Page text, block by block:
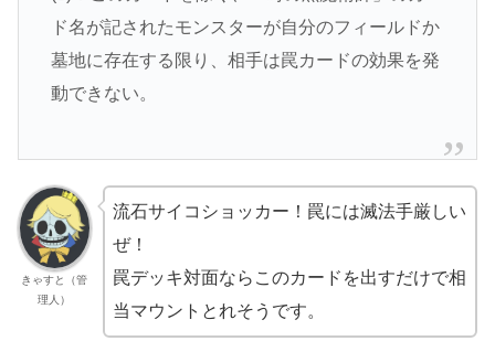
ド名が記されたモンスターが自分のフィールドか
墓地に存在する限り、相手は罠カードの効果を発
動できない。
きゃすと（管
理人）
流石サイコショッカー！罠には滅法手厳しい
ぜ！
罠デッキ対面ならこのカードを出すだけで相
当マウントとれそうです。